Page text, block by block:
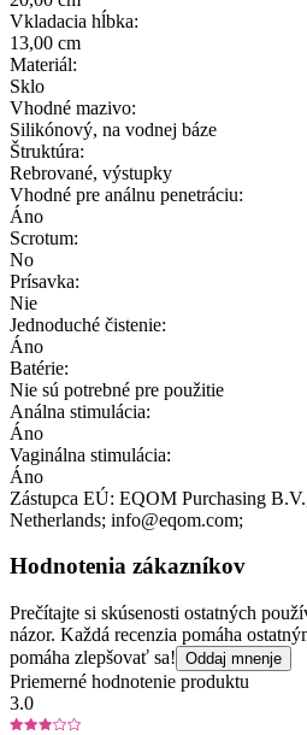
Vkladacia hĺbka:
13,00 cm
Materiál:
Sklo
Vhodné mazivo:
Silikónový, na vodnej báze
Štruktúra:
Rebrované, výstupky
Vhodné pre análnu penetráciu:
Áno
Scrotum:
No
Prísavka:
Nie
Jednoduché čistenie:
Áno
Batérie:
Nie sú potrebné pre použitie
Análna stimulácia:
Áno
Vaginálna stimulácia:
Áno
Zástupca EÚ: EQOM Purchasing B.V.
Netherlands; info@eqom.com;
Hodnotenia zákazníkov
Prečítajte si skúsenosti ostatných
názor. Každá recenzia pomáha
pomáha zlepšovať sa! Oddaj mnenje
Priemerné hodnotenie produktu
3.0